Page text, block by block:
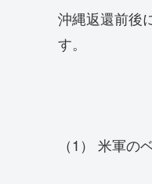
沖縄返還前後
す。
（1） 米軍の